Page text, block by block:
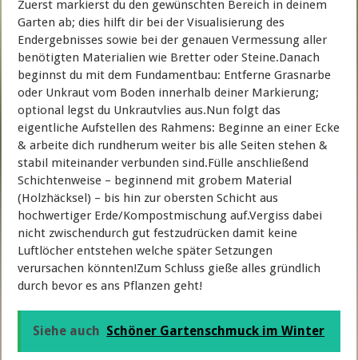
Zuerst markierst du den gewünschten Bereich in deinem
Garten ab; dies hilft dir bei der Visualisierung des
Endergebnisses sowie bei der genauen Vermessung aller
benötigten Materialien wie Bretter oder Steine.Danach
beginnst du mit dem Fundamentbau: Entferne Grasnarbe
oder Unkraut vom Boden innerhalb deiner Markierung;
optional legst du Unkrautvlies aus.Nun folgt das
eigentliche Aufstellen des Rahmens: Beginne an einer Ecke
& arbeite dich rundherum weiter bis alle Seiten stehen &
stabil miteinander verbunden sind.Fülle anschließend
Schichtenweise – beginnend mit grobem Material
(Holzhäcksel) – bis hin zur obersten Schicht aus
hochwertiger Erde/Kompostmischung auf.Vergiss dabei
nicht zwischendurch gut festzudrücken damit keine
Luftlöcher entstehen welche später Setzungen
verursachen könnten!Zum Schluss gieße alles gründlich
durch bevor es ans Pflanzen geht!
Siehe auch Schöner Gartenschmuck im Winter